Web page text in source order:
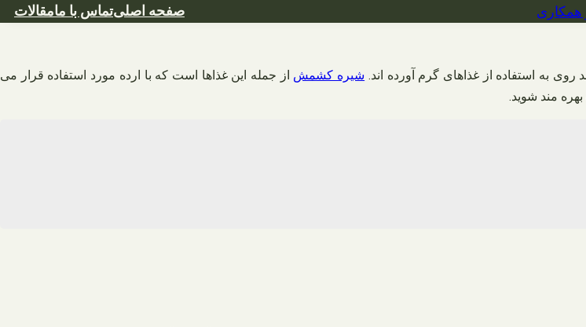
همکاری صفحه اصلیتماس با مامقالات
به استفاده از غذاهای گرم آورده اند. شیره کشمش از جمله این غذاها است که با ارده مورد استفاده قرار می
مند شوید.